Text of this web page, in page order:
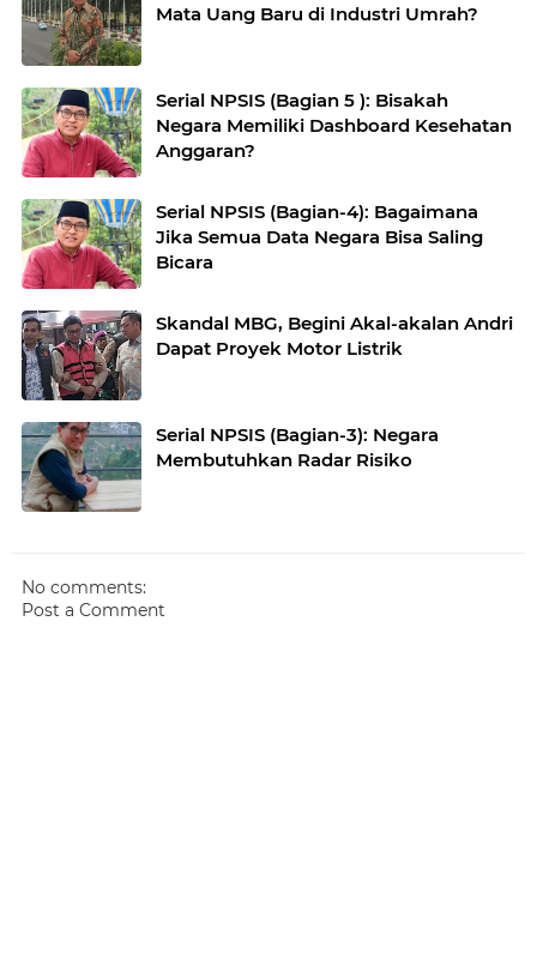
Mata Uang Baru di Industri Umrah?
Serial NPSIS (Bagian 5 ): Bisakah
Negara Memiliki Dashboard Kesehatan
Anggaran?
Serial NPSIS (Bagian-4): Bagaimana
Jika Semua Data Negara Bisa Saling
Bicara
Skandal MBG, Begini Akal-akalan Andri
Dapat Proyek Motor Listrik
Serial NPSIS (Bagian-3): Negara
Membutuhkan Radar Risiko
No comments:
Post a Comment